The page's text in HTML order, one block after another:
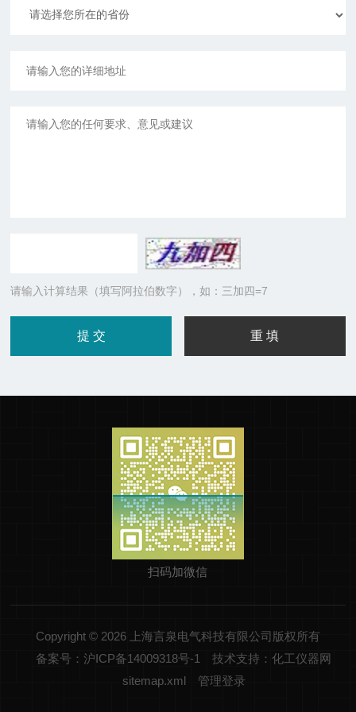
请输入计算结果（填写阿拉伯数字），如：三加四=7
扫码加微信
Copyright © 2026 上海言泉电气科技有限公司版权所有
备案号：沪ICP备14009318号-1
技术支持：化工仪器网
sitemap.xml
管理登录